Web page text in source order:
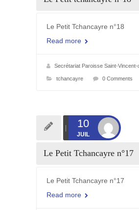
Le Petit Tchancayre n°18
Read more
Secrétariat Paroisse Saint-Vincent-
tchancayre 0 Comments
10
JUIL
Le Petit Tchancayre n°17
Le Petit Tchancayre n°17
Read more